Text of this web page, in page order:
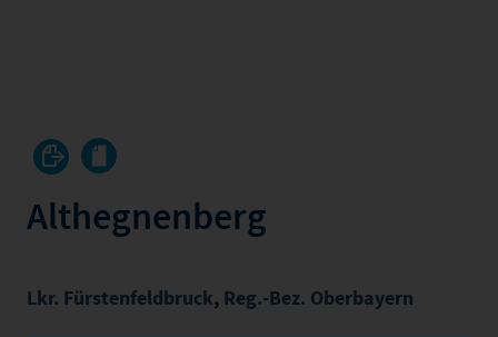
Althegnenberg
Lkr. Fürstenfeldbruck, Reg.-Bez. Oberbayern